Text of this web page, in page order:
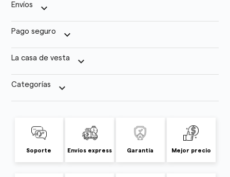
Envíos keyboard_arrow_down
Pago seguro keyboard_arrow_down
La casa de vesta keyboard_arrow_down
Categorías keyboard_arrow_down
Soporte Envíos express Garantía Mejor precio